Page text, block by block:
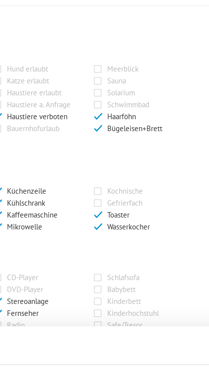
Hund erlaubt
Meerblick
Katze erlaubt
Sauna
Haustiere erlaubt
Solarium
Haustiere a. Anfrage
Schwimmbad
Haustiere verboten
Haarföhn
Bauernhofurlaub
Bügeleisen+Brett
Küchenzeile
Kochnische
Kühlschrank
Gefrierfach
Kaffeemaschine
Toaster
Mikrowelle Wasserkocher
CD-Player
Schlafsofa
DVD-Player
Babybett
Stereoanlage
Kinderbett
Fernseher
Kinderhochstuhl
Radio Safe/Tresor